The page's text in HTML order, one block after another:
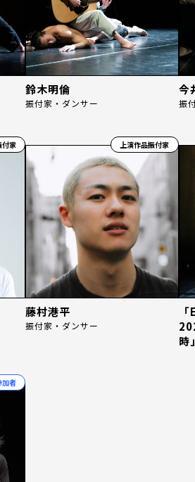
鈴木明倫
振付家・ダンサー
今
振
付家 上演作品振付家
藤村港平
振付家・ダンサー
時
加者